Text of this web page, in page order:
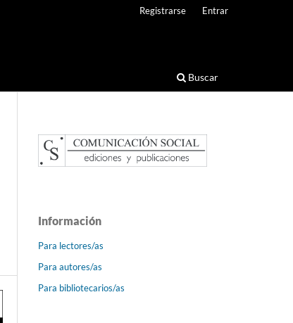
Buscar
Registrarse Entrar
Información
Para lectores/as
Para autores/as
Para bibliotecarios/as